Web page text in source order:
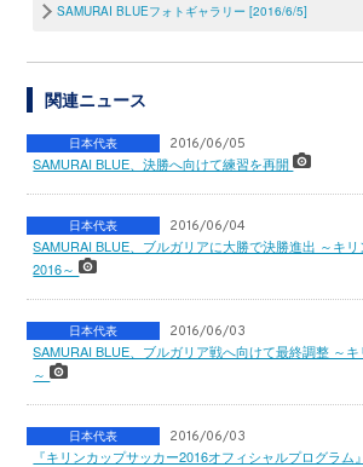
SAMURAI BLUEフォトギャラリー [2016/6/5]
関連ニュース
日本代表 2016/06/05
SAMURAI BLUE、決勝へ向けて練習を再開
日本代表 2016/06/04
SAMURAI BLUE、ブルガリアに大勝で決勝進出 ～キ
2016～
日本代表 2016/06/03
SAMURAI BLUE、ブルガリア戦へ向けて最終調整 ～
～
日本代表 2016/06/03
『キリンカップサッカー2016オフィシャルプログラム